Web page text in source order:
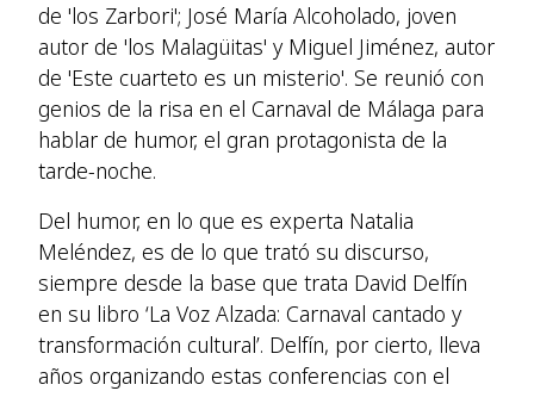
de 'los Zarbori'; José María Alcoholado, joven
autor de 'los Malagüitas' y Miguel Jiménez, autor
de 'Este cuarteto es un misterio'. Se reunió con
genios de la risa en el Carnaval de Málaga para
hablar de humor, el gran protagonista de la
tarde-noche.
Del humor, en lo que es experta Natalia
Meléndez, es de lo que trató su discurso,
siempre desde la base que trata David Delfín
en su libro ‘La Voz Alzada: Carnaval cantado y
transformación cultural’. Delfín, por cierto, lleva
años organizando estas conferencias con el